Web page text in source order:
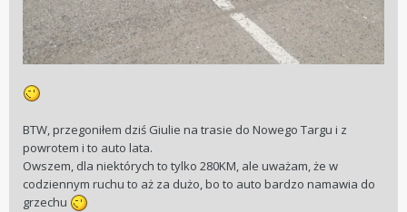
BTW, przegoniłem dziś Giulie na trasie do Nowego Targu i z
powrotem i to auto lata.
Owszem, dla niektórych to tylko 280KM, ale uważam, że w
codziennym ruchu to aż za dużo, bo to auto bardzo namawia do
grzechu